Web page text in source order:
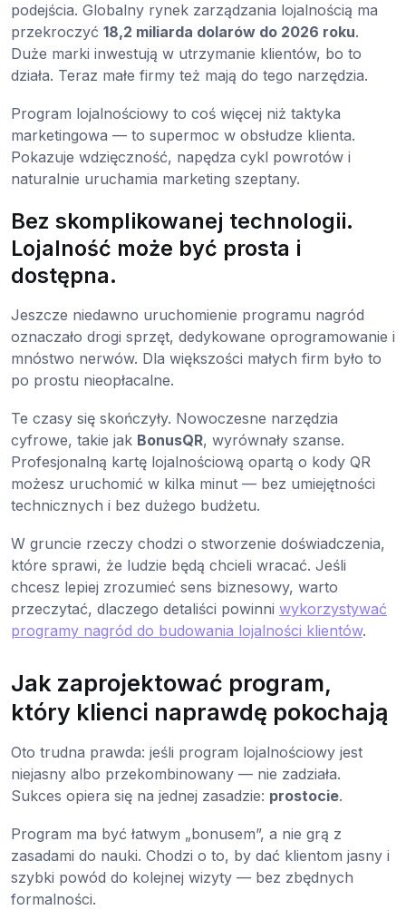
podejścia. Globalny rynek zarządzania lojalnością ma
przekroczyć 18,2 miliarda dolarów do 2026 roku.
Duże marki inwestują w utrzymanie klientów, bo to
działa. Teraz małe firmy też mają do tego narzędzia.
Program lojalnościowy to coś więcej niż taktyka
marketingowa — to supermoc w obsłudze klienta.
Pokazuje wdzięczność, napędza cykl powrotów i
naturalnie uruchamia marketing szeptany.
Bez skomplikowanej technologii.
Lojalność może być prosta i
dostępna.
Jeszcze niedawno uruchomienie programu nagród
oznaczało drogi sprzęt, dedykowane oprogramowanie i
mnóstwo nerwów. Dla większości małych firm było to
po prostu nieopłacalne.
Te czasy się skończyły. Nowoczesne narzędzia
cyfrowe, takie jak BonusQR, wyrównały szanse.
Profesjonalną kartę lojalnościową opartą o kody QR
możesz uruchomić w kilka minut — bez umiejętności
technicznych i bez dużego budżetu.
W gruncie rzeczy chodzi o stworzenie doświadczenia,
które sprawi, że ludzie będą chcieli wracać. Jeśli
chcesz lepiej zrozumieć sens biznesowy, warto
przeczytać, dlaczego detaliści powinni wykorzystywać
programy nagród do budowania lojalności klientów.
Jak zaprojektować program,
który klienci naprawdę pokochają
Oto trudna prawda: jeśli program lojalnościowy jest
niejasny albo przekombinowany — nie zadziała.
Sukces opiera się na jednej zasadzie: prostocie.
Program ma być łatwym „bonusem”, a nie grą z
zasadami do nauki. Chodzi o to, by dać klientom jasny i
szybki powód do kolejnej wizyty — bez zbędnych
formalności.